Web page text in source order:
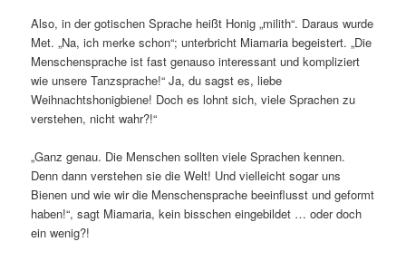
Also, in der gotischen Sprache heißt Honig „milith“. Daraus wurde
Met. „Na, ich merke schon“; unterbricht Miamaria begeistert. „Die
Menschensprache ist fast genauso interessant und kompliziert
wie unsere Tanzsprache!“ Ja, du sagst es, liebe
Weihnachtshonigbiene! Doch es lohnt sich, viele Sprachen zu
verstehen, nicht wahr?!“
„Ganz genau. Die Menschen sollten viele Sprachen kennen.
Denn dann verstehen sie die Welt! Und vielleicht sogar uns
Bienen und wie wir die Menschensprache beeinflusst und geformt
haben!“, sagt Miamaria, kein bisschen eingebildet … oder doch
ein wenig?!